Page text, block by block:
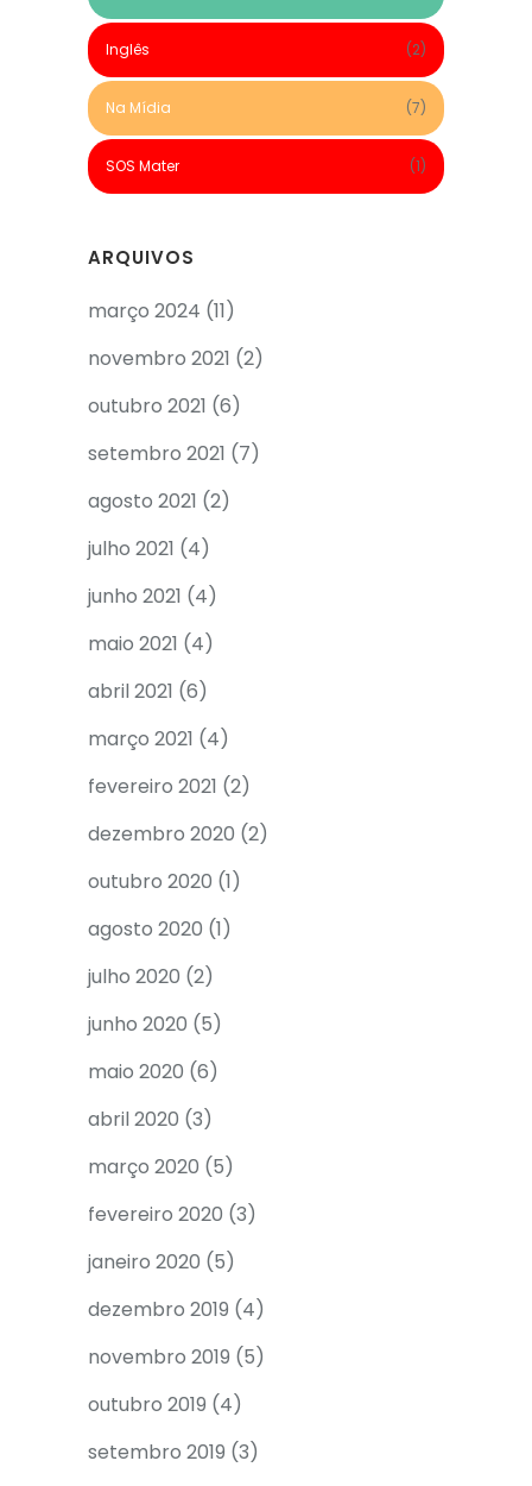
Inglês (2)
Na Mídia (7)
SOS Mater (1)
ARQUIVOS
março 2024 (11)
novembro 2021 (2)
outubro 2021 (6)
setembro 2021 (7)
agosto 2021 (2)
julho 2021 (4)
junho 2021 (4)
maio 2021 (4)
abril 2021 (6)
março 2021 (4)
fevereiro 2021 (2)
dezembro 2020 (2)
outubro 2020 (1)
agosto 2020 (1)
julho 2020 (2)
junho 2020 (5)
maio 2020 (6)
abril 2020 (3)
março 2020 (5)
fevereiro 2020 (3)
janeiro 2020 (5)
dezembro 2019 (4)
novembro 2019 (5)
outubro 2019 (4)
setembro 2019 (3)